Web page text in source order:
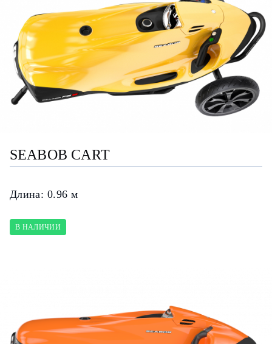
SEABOB CART
Длина: 0.96 м
В НАЛИЧИИ